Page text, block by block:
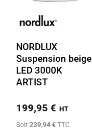
NORDLUX
Suspension beige
LED 3000K
ARTIST
199,95 € HT
Soit 239,94 €TTC